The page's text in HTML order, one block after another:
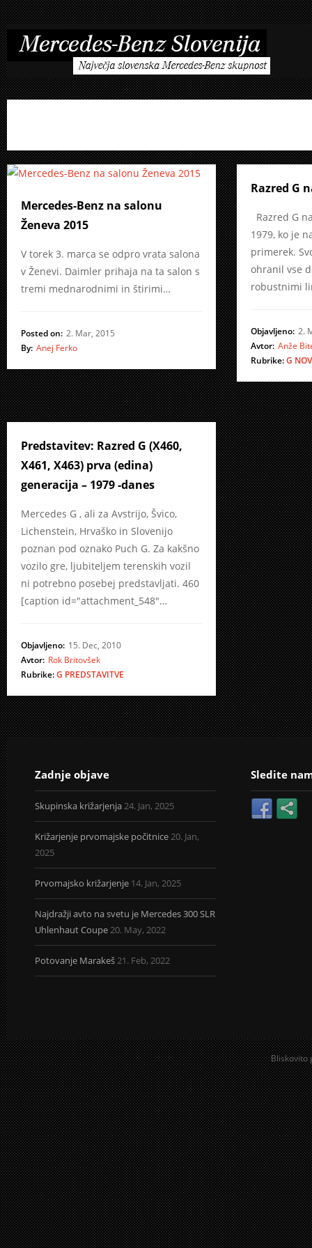
Mercedes-Benz na salonu
Ženeva 2015
V torek 3. marca se odpro vrata salona
v Ženevi. Daimler prihaja na ta salon s
tremi mednarodnimi in štirimi…
Posted on: 2. Mar, 2015
By: Anej Ferko
Razred G
Razred G
1979, ko je
primerek.
ohranil vse
robustnimi
Objavljeno: 2.
Avtor: Anže
Rubrike:G
Predstavitev: Razred G (X460,
X461, X463) prva (edina)
generacija – 1979 -danes
Mercedes G , ali za Avstrijo, Švico,
Lichenstein, Hrvaško in Slovenijo
poznan pod oznako Puch G. Za kakšno
vozilo gre, ljubiteljem terenskih vozil
ni potrebno posebej predstavljati. 460
[caption id="attachment_548"…
Objavljeno: 15. Dec, 2010
Avtor: Rok Britovšek
Rubrike:G PREDSTAVITVE
Zadnje objave
Skupinska križarjenja24. Jan, 2025
Križarjenje prvomajske počitnice20. Jan,
2025
Prvomajsko križarjenje 14. Jan, 2025
Najdražji avto na svetu je Mercedes 300 SLR
Uhlenhaut Coupe20. May, 2022
Potovanje Marakeš21. Feb, 2022
Sledite
Bliskovito